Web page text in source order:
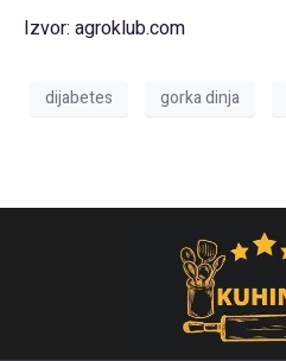
Izvor: agroklub.com
dijabetes gorka dinja